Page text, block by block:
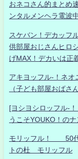
おネコさん的まとめ
ンタルメンヘラ電波
スケバン！デカッフ
供部屋おじさんヒロ
げMAX！デカいは正
アキヨッフル-！ネオ
（子ども部屋おばさ
[ヨシヨシロッフル-
うこそYOUKO！の
モリッフル！ 50代
トの杜 モリッフル